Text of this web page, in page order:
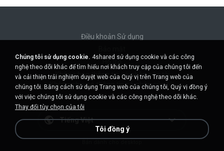
Điều khoản Sử dụng
Hỗ trợ
Không bán thông tin cá nhân của tôi
Không chia sẻ thông tin cá nhân của tôi
Tiếng Việt
Chúng tôi sử dụng cookie. 4shared sử dụng cookie và các công
nghệ theo dõi khác để tìm hiểu nơi khách truy cập của chúng tôi đến
và cải thiện trải nghiệm duyệt web của Quý vị trên Trang web của
chúng tôi. Bằng cách sử dụng Trang web của chúng tôi, Quý vị đồng ý
với việc chúng tôi sử dụng cookie và các công nghệ theo dõi khác.
Thay đổi tùy chọn của tôi
Tôi đồng ý